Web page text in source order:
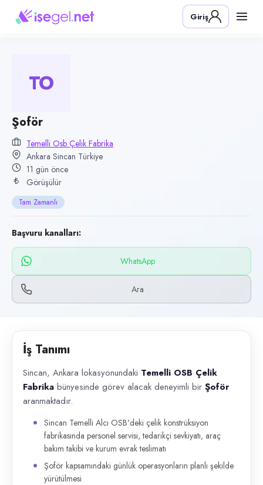
Pozisyon
Şoför
Kategori
Konum
Sincan, Ankara
Çalışma şekli
Tam Zamanlı
Yayın tarihi
28 Temmuz 2026
Son geçerlilik
26 Ekim 2026
Başvuru kanalları
WhatsApp, Telefon
Sincan, Ankara lokasyonundaki Temelli OSB Çelik Fabrika
Giriş
TO
Şoför
Temelli Osb Çelik Fabrika
Ankara Sincan Türkiye
11 gün önce
Görüşülür
Tam Zamanlı
Başvuru kanalları:
WhatsApp
Ara
İş Tanımı
Sincan, Ankara lokasyonundaki Temelli OSB Çelik
Fabrika bünyesinde görev alacak deneyimli bir Şoför
aranmaktadır.
Sincan Temelli Alcı OSB'deki çelik konstrüksiyon
fabrikasında personel servisi, tedarikçi sevkiyatı, araç
bakım takibi ve kurum evrak teslimatı
Şoför kapsamındaki günlük operasyonların planlı şekilde
yürütülmesi